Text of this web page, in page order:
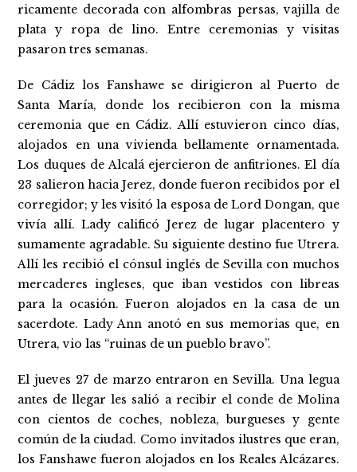
ricamente decorada con alfombras persas, vajilla de
plata y ropa de lino. Entre ceremonias y visitas
pasaron tres semanas.
De Cádiz los Fanshawe se dirigieron al Puerto de
Santa María, donde los recibieron con la misma
ceremonia que en Cádiz. Allí estuvieron cinco días,
alojados en una vivienda bellamente ornamentada.
Los duques de Alcalá ejercieron de anfitriones. El día
23 salieron hacia Jerez, donde fueron recibidos por el
corregidor; y les visitó la esposa de Lord Dongan, que
vivía allí. Lady calificó Jerez de lugar placentero y
sumamente agradable. Su siguiente destino fue Utrera.
Allí les recibió el cónsul inglés de Sevilla con muchos
mercaderes ingleses, que iban vestidos con libreas
para la ocasión. Fueron alojados en la casa de un
sacerdote. Lady Ann anotó en sus memorias que, en
Utrera, vio las “ruinas de un pueblo bravo”.
El jueves 27 de marzo entraron en Sevilla. Una legua
antes de llegar les salió a recibir el conde de Molina
con cientos de coches, nobleza, burgueses y gente
común de la ciudad. Como invitados ilustres que eran,
los Fanshawe fueron alojados en los Reales Alcázares.